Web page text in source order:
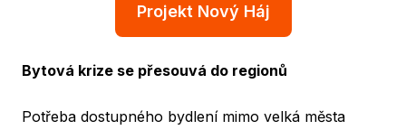
Projekt Nový Háj
Bytová krize se přesouvá do regionů
Potřeba dostupného bydlení mimo velká města